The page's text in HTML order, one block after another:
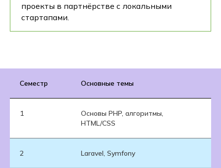
проекты в партнёрстве с локальными
стартапами.
Семестр Основные темы
1
Основы PHP, алгоритмы,
HTML/CSS
2 Laravel, Symfony